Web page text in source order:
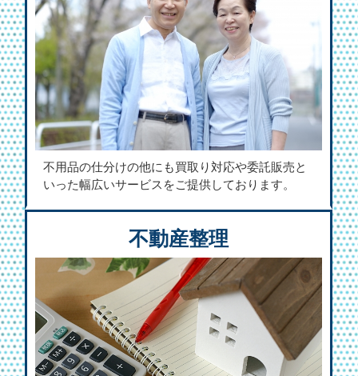
不用品の仕分けの他にも買取り対応や委託販売と
いった幅広いサービスをご提供しております。
不動産整理